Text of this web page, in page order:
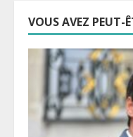
VOUS AVEZ PEUT-